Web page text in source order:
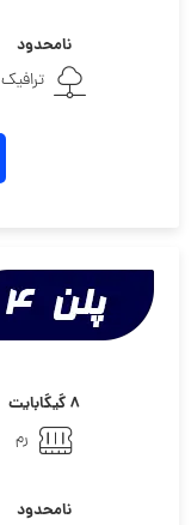
نامحدود
ترافیک
۸ گیگابایت
رم
نامحدود